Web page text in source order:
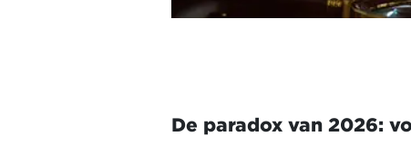
De paradox van 2026: